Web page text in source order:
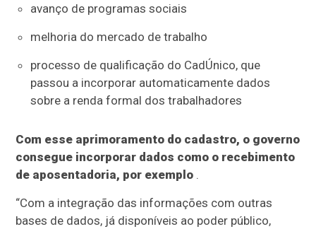
avanço de programas sociais
melhoria do mercado de trabalho
processo de qualificação do CadÚnico, que
passou a incorporar automaticamente dados
sobre a renda formal dos trabalhadores
Com esse aprimoramento do cadastro, o governo
consegue incorporar dados como o recebimento
de aposentadoria, por exemplo .
“Com a integração das informações com outras
bases de dados, já disponíveis ao poder público,